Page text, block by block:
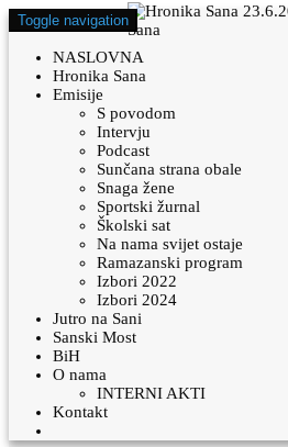
Toggle navigation
NASLOVNA
Hronika Sana
Emisije
S povodom
Intervju
Podcast
Sunčana strana obale
Snaga žene
Sportski žurnal
Školski sat
Na nama svijet ostaje
Ramazanski program
Izbori 2022
Izbori 2024
Jutro na Sani
Sanski Most
BiH
O nama
INTERNI AKTI
Kontakt